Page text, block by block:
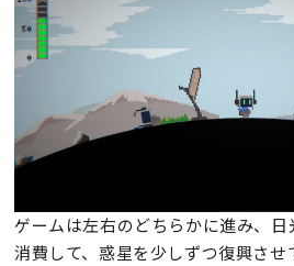
ゲームは左右のどちらかに進み、日
消費して、惑星を少しずつ復興させ